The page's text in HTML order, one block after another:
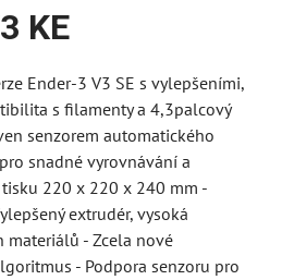
KE
Ender-3 V3 SE s vylepšeními,
s filamenty a 4,3palcový
senzorem automatického
snadné vyrovnávání a
220 x 220 x 240 mm -
extrudér, vysoká
materiálů - Zcela nové
- Podpora senzoru pro